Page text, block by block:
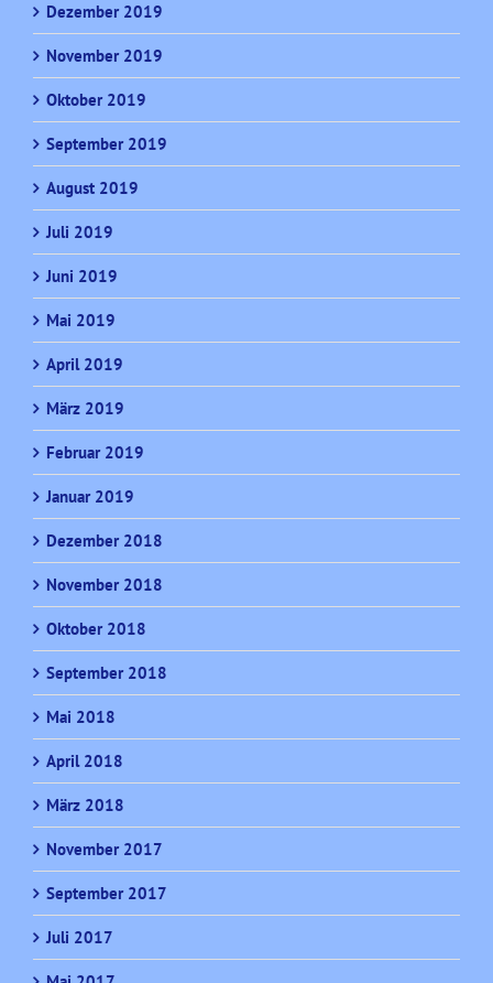
Dezember 2019
November 2019
Oktober 2019
September 2019
August 2019
Juli 2019
Juni 2019
Mai 2019
April 2019
März 2019
Februar 2019
Januar 2019
Dezember 2018
November 2018
Oktober 2018
September 2018
Mai 2018
April 2018
März 2018
November 2017
September 2017
Juli 2017